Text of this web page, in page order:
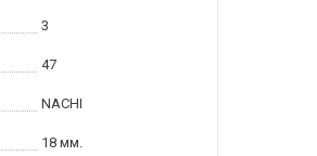
3
47
NACHI
18 мм.